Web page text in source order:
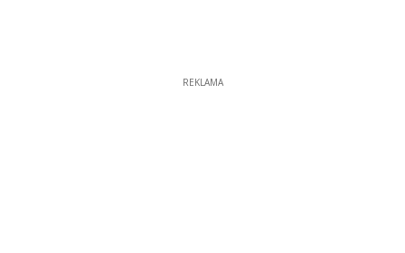
REKLAMA